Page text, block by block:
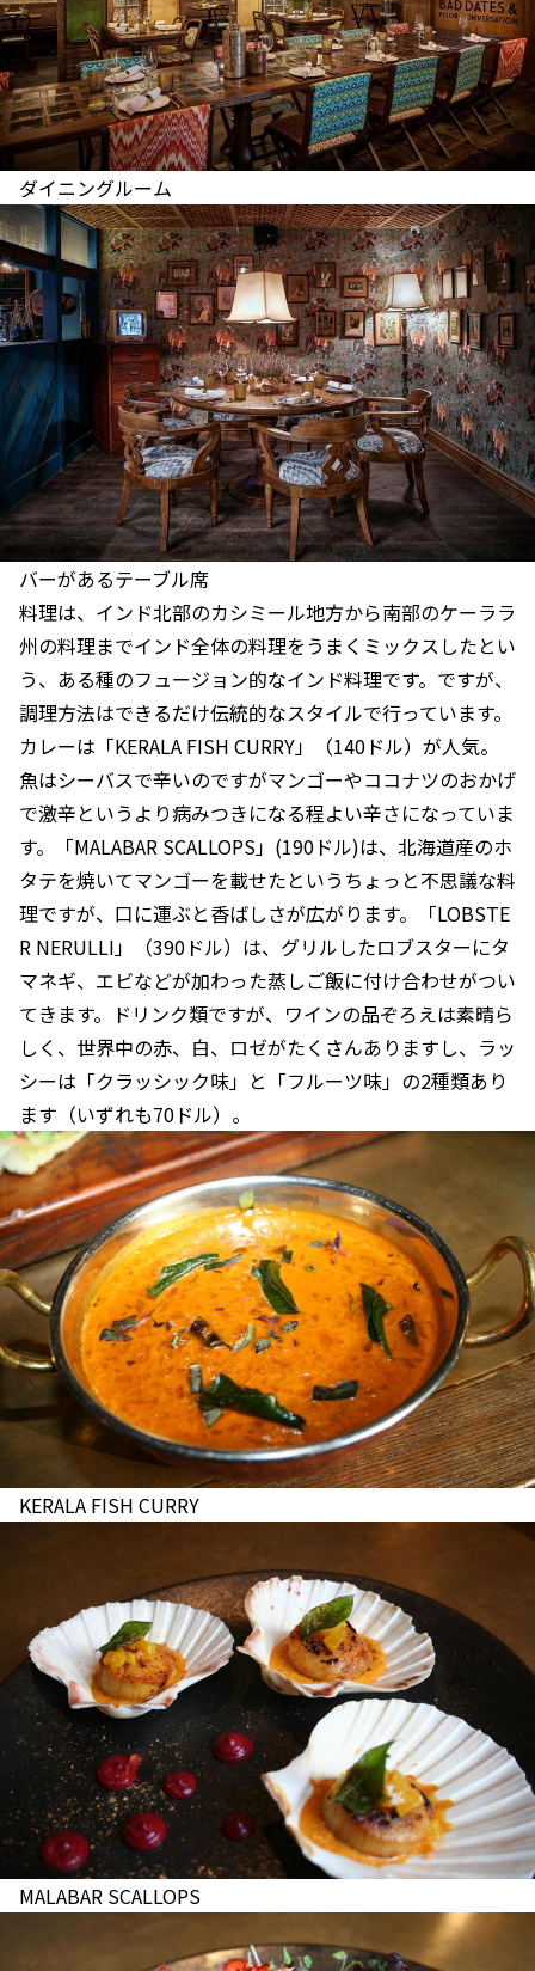
ダイニングルーム
バーがあるテーブル席
料理は、インド北部のカシミール地方から南部のケーララ
州の料理までインド全体の料理をうまくミックスしたとい
う、ある種のフュージョン的なインド料理です。ですが、
調理方法はできるだけ伝統的なスタイルで行っています。
カレーは「KERALA FISH CURRY」（140ドル）が人気。
魚はシーバスで辛いのですがマンゴーやココナツのおかげ
で激辛というより病みつきになる程よい辛さになっていま
す。「MALABAR SCALLOPS」(190ドル)は、北海道産のホ
タテを焼いてマンゴーを載せたというちょっと不思議な料
理ですが、口に運ぶと香ばしさが広がります。「LOBSTE
R NERULLI」（390ドル）は、グリルしたロブスターにタ
マネギ、エビなどが加わった蒸しご飯に付け合わせがつい
てきます。ドリンク類ですが、ワインの品ぞろえは素晴ら
しく、世界中の赤、白、ロゼがたくさんありますし、ラッ
シーは「クラッシック味」と「フルーツ味」の2種類あり
ます（いずれも70ドル）。
KERALA FISH CURRY
MALABAR SCALLOPS